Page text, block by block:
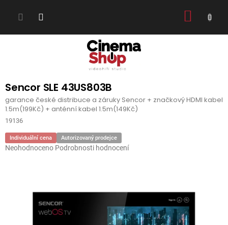
Sencor SLE 43US803B
garance české distribuce a záruky Sencor + značkový HDMI kabel
1.5m(199Kč) + anténní kabel 1.5m(149Kč)
19136
Individuální cena Autorizovaný prodejce
Průměrné
Neohodnoceno Podrobnosti hodnocení